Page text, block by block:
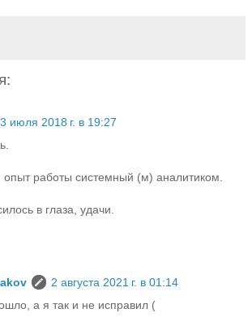
июля 2018 г. в 19:27
работы системный (м) аналитиком.
в глаза, удачи.
2 августа 2021 г. в 01:14
а я так и не исправил (